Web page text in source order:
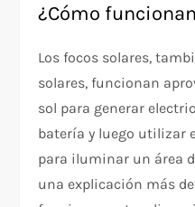
¿Cómo
Los focos solares,
solares, funcionan
sol para generar
batería y luego utilizar
para iluminar un área
una explicación más